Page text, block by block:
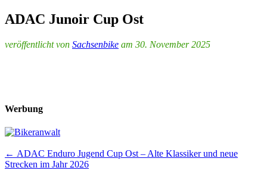
ADAC Junoir Cup Ost
veröffentlicht von Sachsenbike am 30. November 2025
Werbung
Post
navigation
← ADAC Enduro Jugend Cup Ost – Alte Klassiker und neue
Strecken im Jahr 2026